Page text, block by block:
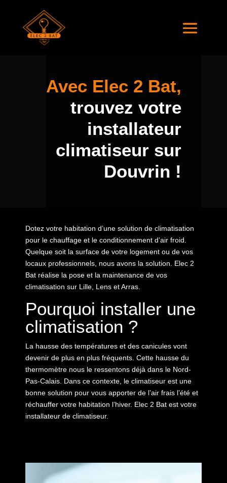
Avec Elec 2 Bat,
trouvez votre
installateur
climatiseur sur
Douvrin !
Dotez votre habitation d’une solution de climatisation
pour le chauffage et le conditionnement d’air froid.
Quelque soit la surface de votre logement ou de vos
locaux professionnels, nous avons la solution. Elec 2
Bat réalise la pose et la maintenance de vos
climatisation sur Lille, Lens et Arras.
Pourquoi installer une
climatisation ?
La hausse des températures et des canicules vont
devenir de plus en plus fréquents. Cette hausse du
thermomètre nous le ressentons déjà dans le Nord-
Pas-Calais. Dans ce contexte, le climatiseur est une
bonne solution pour vous apporter de l’air frais l’été et
réchauffer votre habitation l’hiver. Elec 2 Bat est votre
installateur de climatiseur.